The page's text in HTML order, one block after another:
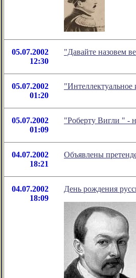
05.07.2002
12:30
"Давайте назовем
05.07.2002
01:20
05.07.2002
01:09
"Роберту Вигли " -
04.07.2002
18:21
Объявлены
04.07.2002
18:09
День рождения